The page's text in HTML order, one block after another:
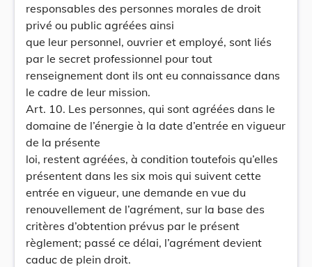
responsables des personnes morales de droit
privé ou public agréées ainsi
que leur personnel, ouvrier et employé, sont liés
par le secret professionnel pour tout
renseignement dont ils ont eu connaissance dans
le cadre de leur mission.
Art. 10. Les personnes, qui sont agréées dans le
domaine de l’énergie à la date d’entrée en vigueur
de la présente
loi, restent agréées, à condition toutefois qu’elles
présentent dans les six mois qui suivent cette
entrée en vigueur, une demande en vue du
renouvellement de l’agrément, sur la base des
critères d’obtention prévus par le présent
règlement; passé ce délai, l’agrément devient
caduc de plein droit.